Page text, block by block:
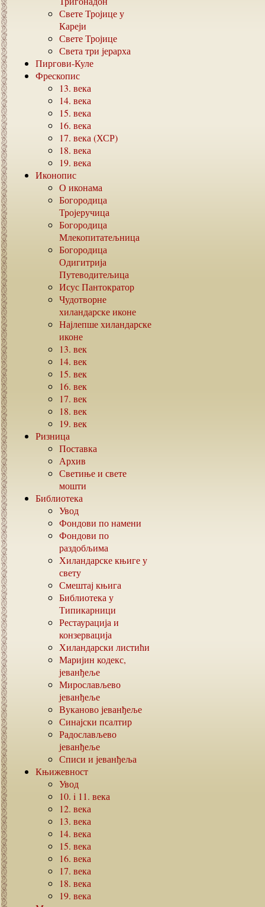
Свете Тројице у
Кареји
Свете Тројице
Света три јерарха
Пиргови-Куле
Фрескопис
13. века
14. века
15. века
16. века
17. века (ХСР)
18. века
19. века
Иконопис
О иконама
Богородица
Тројеручица
Богородица
Млекопитатељница
Богородица
Одигитрија
Путеводитељица
Исус Пантократор
Чудотворне
хиландарске иконе
Најлепше хиландарске
иконе
13. век
14. век
15. век
16. век
17. век
18. век
19. век
Ризница
Поставка
Архив
Светиње и свете
мошти
Библиотека
Увод
Фондови по намени
Фондови по
раздобљима
Хиландарске књиге у
свету
Смештај књига
Библиотека у
Типикарници
Рестаурација и
конзервација
Хиландарски листићи
Маријин кодекс,
јеванђеље
Мирослављево
јеванђеље
Вуканово јеванђеље
Синајски псалтир
Радослављево
јеванђеље
Списи и јеванђеља
Књижевност
Увод
10. i 11. века
12. века
13. века
14. века
15. века
16. века
17. века
18. века
19. века